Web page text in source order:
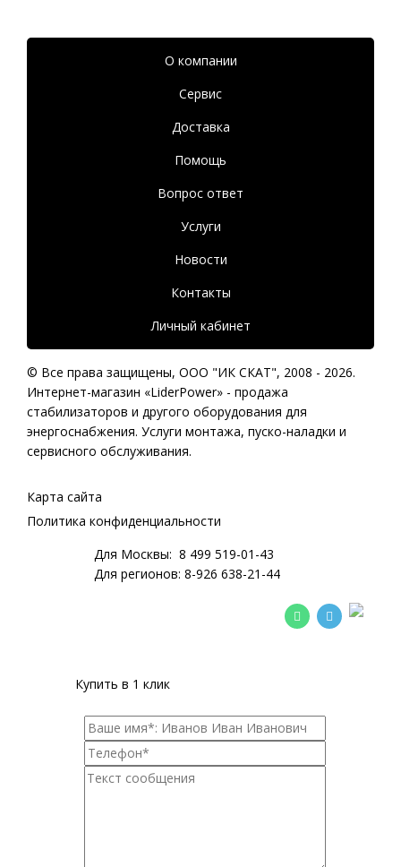
О компании
Сервис
Доставка
Помощь
Вопрос ответ
Услуги
Новости
Контакты
Личный кабинет
© Все права защищены, ООО "ИК СКАТ", 2008 - 2026.
Интернет-магазин «LiderPower» - продажа
стабилизаторов и другого оборудования для
энергоснабжения. Услуги монтажа, пуско-наладки и
сервисного обслуживания.
Карта сайта
Политика конфиденциальности
Для Москвы: 8 499 519-01-43
Для регионов: 8-926 638-21-44
Купить в 1 клик